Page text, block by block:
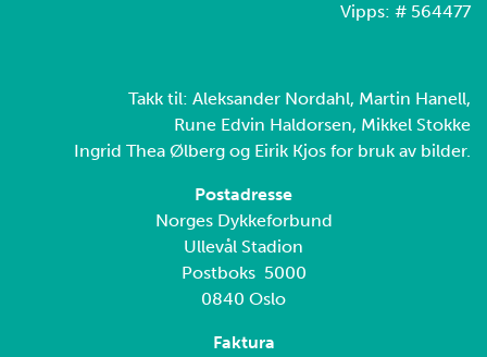
Vipps: # 564477
Takk til: Aleksander Nordahl, Martin Hanell,
Rune Edvin Haldorsen, Mikkel Stokke
Ingrid Thea Ølberg og Eirik Kjos for bruk av bilder.
Postadresse
Norges Dykkeforbund
Ullevål Stadion
Postboks 5000
0840 Oslo
Faktura